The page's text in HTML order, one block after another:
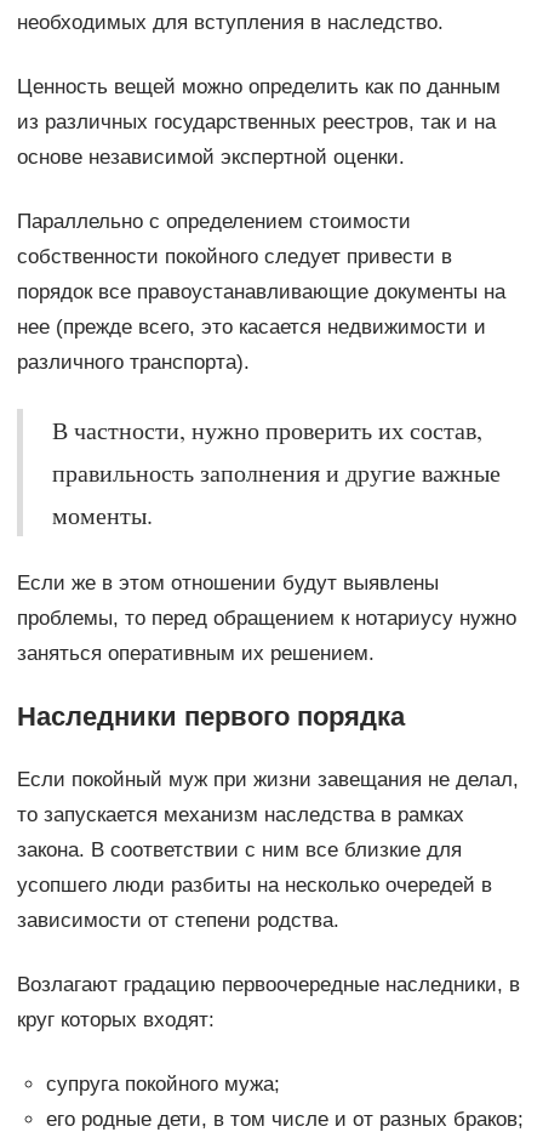
необходимых для вступления в наследство.
Ценность вещей можно определить как по данным
из различных государственных реестров, так и на
основе независимой экспертной оценки.
Параллельно с определением стоимости
собственности покойного следует привести в
порядок все правоустанавливающие документы на
нее (прежде всего, это касается недвижимости и
различного транспорта).
В частности, нужно проверить их состав,
правильность заполнения и другие важные
моменты.
Если же в этом отношении будут выявлены
проблемы, то перед обращением к нотариусу нужно
заняться оперативным их решением.
Наследники первого порядка
Если покойный муж при жизни завещания не делал,
то запускается механизм наследства в рамках
закона. В соответствии с ним все близкие для
усопшего люди разбиты на несколько очередей в
зависимости от степени родства.
Возлагают градацию первоочередные наследники, в
круг которых входят:
супруга покойного мужа;
его родные дети, в том числе и от разных браков;